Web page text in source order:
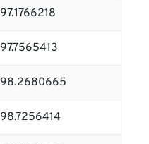
97.1766218
97.7565413
98.2680665
98.7256414